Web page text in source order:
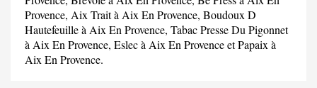
Provence, Aix Traità Aix En Provence, Boudoux D
Hautefeuilleà Aix En Provence, Tabac Presse Du Pigonnet
à Aix En Provence, Eslecà Aix En Provence etPapaix à
Aix En Provence.